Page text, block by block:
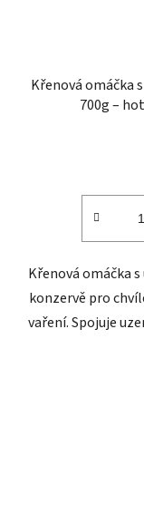
Křenová omáčka
700g –
Křenová omáčka
konzervě pro
vaření. Spojuje